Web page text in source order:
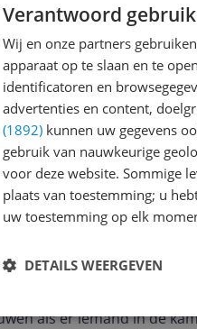
kenmerken
5412810329458
infrarood) herkent
vijf meter onder een hoek
SmartLife-applicatie
(WIFIZBxxx) vereist.
als er iemand in de
Verantwoord
Wij en onze partners
apparaat op te slaan en te
identificatoren en
advertenties en content,
(1892) kunnen uw gegevens
gebruik van nauwkeurige
voor deze website. Sommige
plaats van toestemming; u
uw toestemming op elk
DETAILS WEERGEVEN